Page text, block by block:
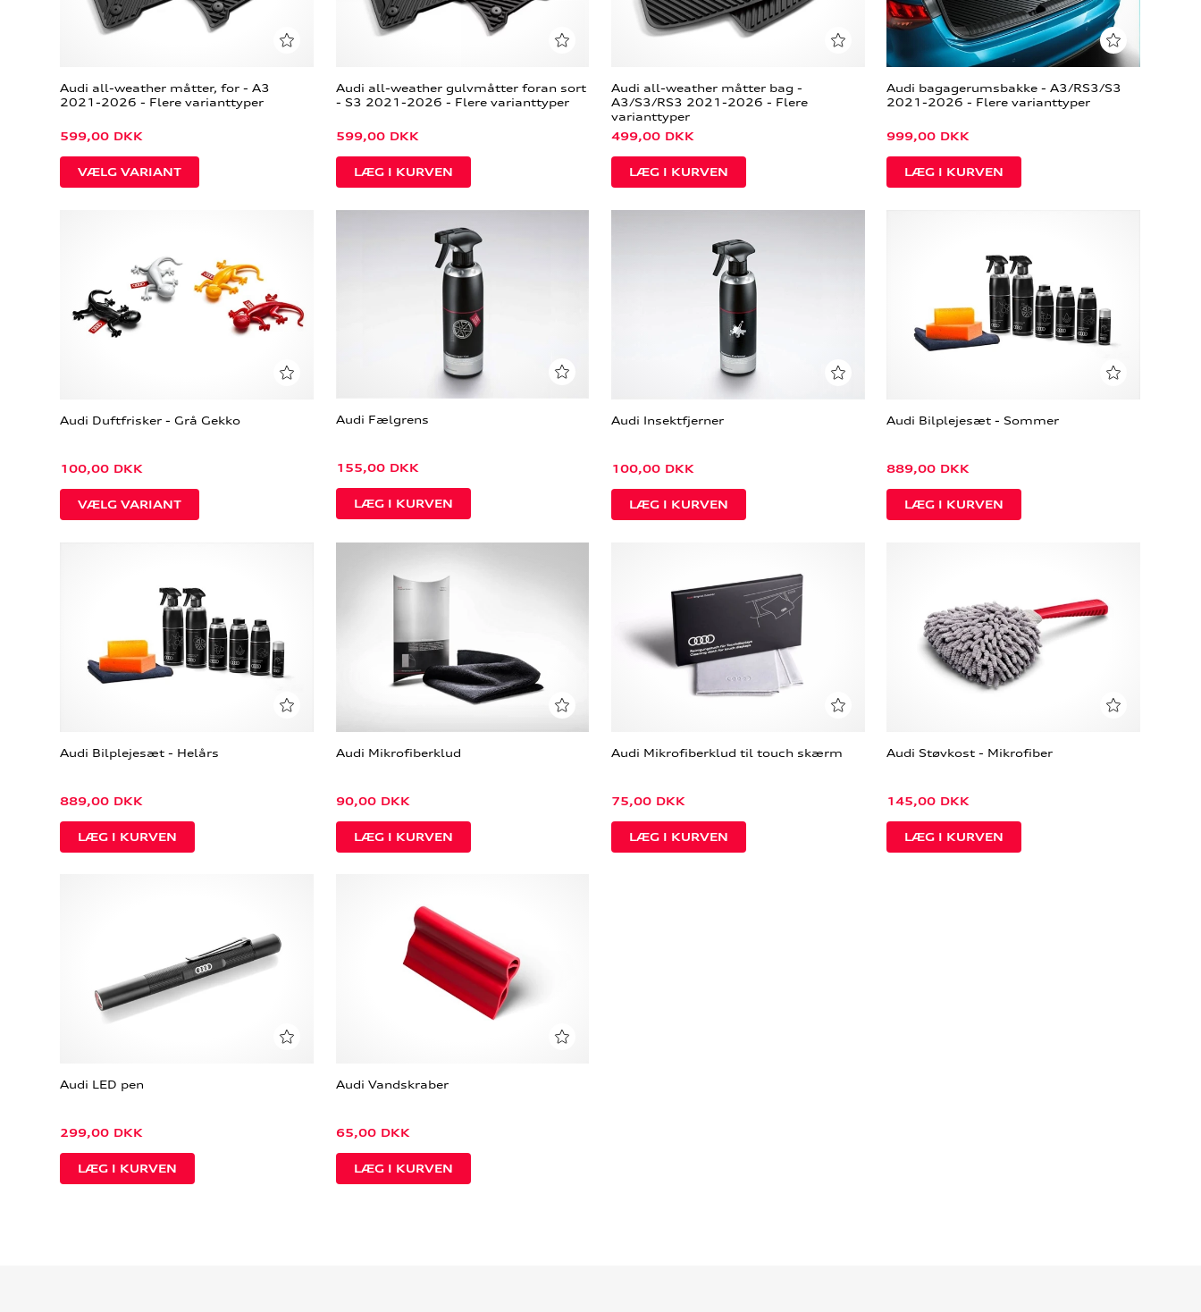
Audi all-weather måtter, for - A3
2021-2026 - Flere varianttyper
599,00 DKK
VÆLG VARIANT
Audi all-weather gulvmåtter foran sort
- S3 2021-2026 - Flere varianttyper
599,00 DKK
Audi all-weather måtter bag -
A3/S3/RS3 2021-2026 - Flere
varianttyper
499,00 DKK
Audi bagagerumsbakke - A3/RS3/S3
2021-2026 - Flere varianttyper
999,00 DKK
Audi Duftfrisker - Grå Gekko
100,00 DKK
VÆLG VARIANT
Audi Fælgrens
155,00 DKK
Audi Insektfjerner
100,00 DKK
Audi Bilplejesæt - Sommer
889,00 DKK
Audi Bilplejesæt - Helårs
889,00 DKK
Audi Mikrofiberklud
90,00 DKK
Audi Mikrofiberklud til touch skærm
75,00 DKK
Audi Støvkost - Mikrofiber
145,00 DKK
Audi LED pen
299,00 DKK
Audi Vandskraber
65,00 DKK